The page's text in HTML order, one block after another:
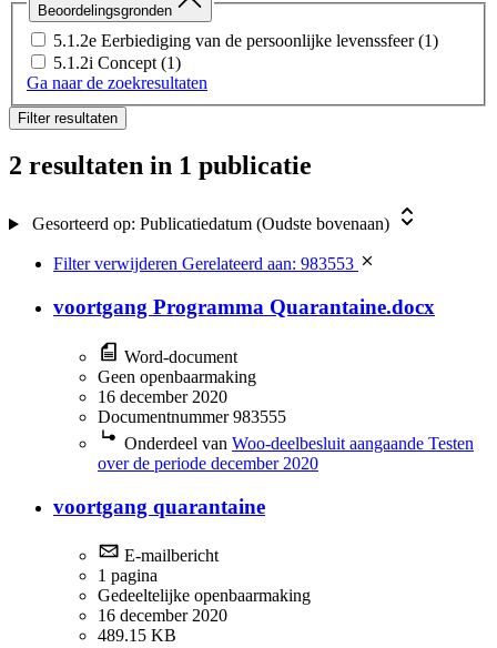
Beoordelingsgronden
5.1.2e Eerbiediging van de persoonlijke levenssfeer (1)
5.1.2i Concept (1)
Ga naar de zoekresultaten
Filter resultaten
2 resultaten in 1 publicatie
Gesorteerd op: Publicatiedatum (Oudste bovenaan)
Filter verwijderen Gerelateerd aan: 983553
voortgang Programma Quarantaine.docx
Word-document
Geen openbaarmaking
16 december 2020
Documentnummer 983555
Onderdeel van Woo-deelbesluit aangaande Testen
over de periode december 2020
voortgang quarantaine
E-mailbericht
1 pagina
Gedeeltelijke openbaarmaking
16 december 2020
489.15 KB